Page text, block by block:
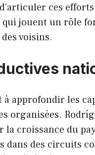
ces
qui jouent un rôle
voisins.
approfondir les
organisées.
croissance du
dans des circuits